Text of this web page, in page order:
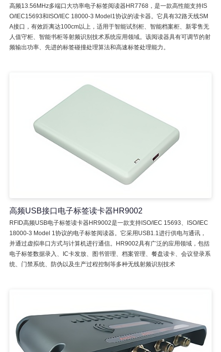
高频13.56MHz多端口大功率电子标签阅读器HR7768，是一款高性能支持IS
O/IEC15693和ISO/IEC 18000-3 Model1协议的读卡器。它具有32路天线SM
A接口，有效距离达100cm以上，适用于智能试剂柜、智能档案柜、新零售无
人值守柜、智能书柜等射频识别技术系统应用领域。该阅读器具有可调节的射
频输出功率、先进的标签碰撞处理算法和高速标签处理能力。
高频USB接口电子标签读卡器HR9002
RFID高频USB电子标签读卡器HR9002是一款支持ISO/IEC 15693、ISO/IEC
18000-3 Model 1协议的电子标签阅读器。它采用USB1.1进行供电与通讯，
并通过虚拟串口方式与计算机进行通信。HR9002具有广泛的应用领域，包括
电子标签数据录入、IC卡发放、图书管理、档案管理、餐盘读卡、会议登录系
统、门禁系统、防伪以及生产过程控制等多种无线射频识别技术